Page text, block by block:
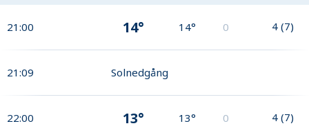
21:00 14° 14° 0 4 (7)
21:09 Solnedgång
22:00 13° 13° 0 4 (7)